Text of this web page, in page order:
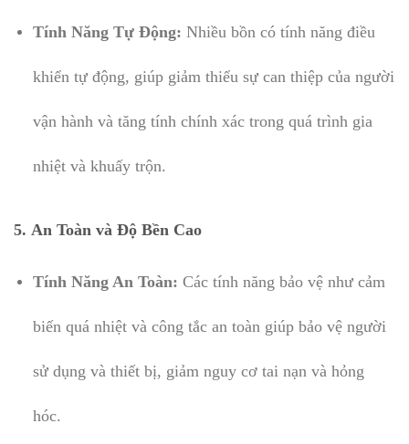
Tính Năng Tự Động: Nhiều bồn có tính năng điều
khiển tự động, giúp giảm thiểu sự can thiệp của người
vận hành và tăng tính chính xác trong quá trình gia
nhiệt và khuấy trộn.
5. An Toàn và Độ Bền Cao
Tính Năng An Toàn: Các tính năng bảo vệ như cảm
biến quá nhiệt và công tắc an toàn giúp bảo vệ người
sử dụng và thiết bị, giảm nguy cơ tai nạn và hỏng
hóc.